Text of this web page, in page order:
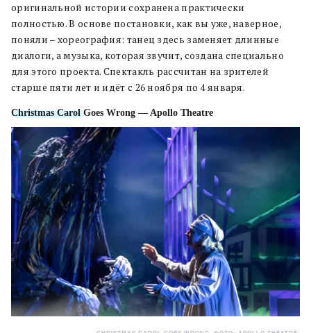
оригинальной истории сохранена практически
полностью. В основе постановки, как вы уже, наверное,
поняли – хореография: танец здесь заменяет длинные
диалоги, а музыка, которая звучит, создана специально
для этого проекта. Спектакль рассчитан на зрителей
старше пяти лет и идёт с 26 ноября по 4 января.
Christmas CarolGoes Wrong — Apollo Theatre